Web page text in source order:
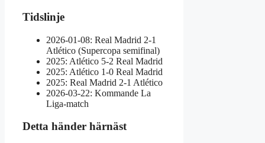
Tidslinje
2026-01-08: Real Madrid 2-1
Atlético (Supercopa semifinal)
2025: Atlético 5-2 Real Madrid
2025: Atlético 1-0 Real Madrid
2025: Real Madrid 2-1 Atlético
2026-03-22: Kommande La
Liga-match
Detta händer härnäst